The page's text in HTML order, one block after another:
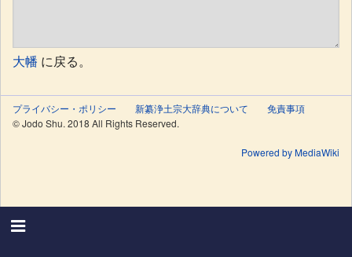
大幡 に戻る。
プライバシー・ポリシー 新纂浄土宗大辞典について
免責事項
© Jodo Shu. 2018 All Rights Reserved.
Powered by MediaWiki